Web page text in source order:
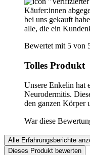
Käufer:innen
bei uns gekauft
alle, die ein
Bewertet mit 5 von
Tolles Produkt
Unsere Enkelin hat
Neurodermitis.
den ganzen Körper
War diese
Alle Erfahrungsberichte
Dieses Produkt bewerten